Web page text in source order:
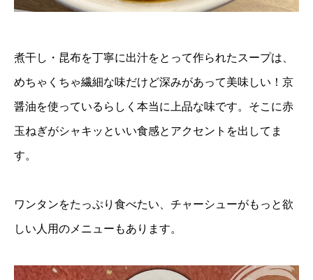
煮干し・昆布を丁寧に出汁をとって作られたスープは、
めちゃくちゃ繊細な味だけど深みがあって美味しい！京
醤油を使っているらしく本当に上品な味です。そこに赤
玉ねぎがシャキッといい食感とアクセントを出してま
す。
ワンタンをたっぷり食べたい、チャーシューがもっと欲
しい人用のメニューもあります。